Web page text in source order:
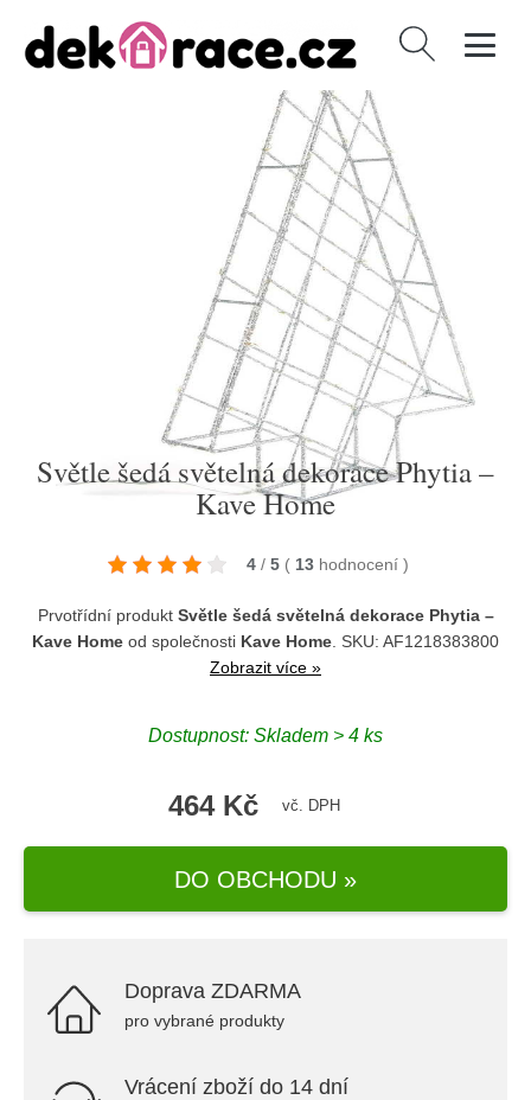
Vyhledávání
Světle šedá světelná dekorace Phytia –
Kave Home
4 / 5 ( 13 hodnocení )
Prvotřídní produkt Světle šedá světelná dekorace Phytia –
Kave Home od společnosti Kave Home . SKU: AF1218383800
Zobrazit více »
Dostupnost: Skladem > 4 ks
464 Kč vč. DPH
DO OBCHODU »
Doprava ZDARMA
pro vybrané produkty
Vrácení zboží do 14 dní